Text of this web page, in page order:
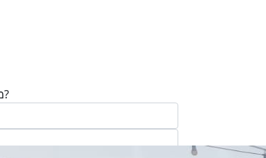
מעוניינים בנכס?